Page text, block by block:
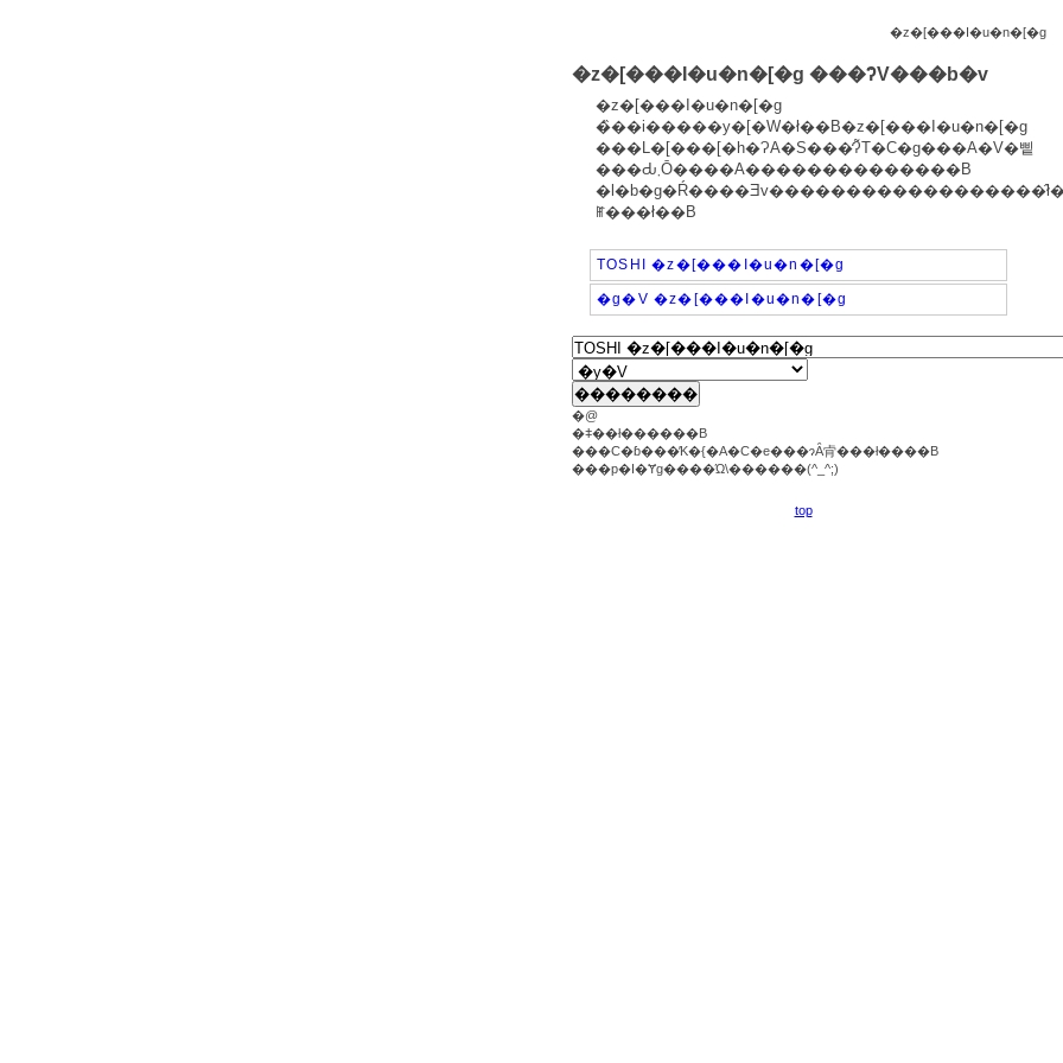
�z�[���I�u�n�[�g
�z�[���I�u�n�[�g ���ʔ̃V���b�v
�z�[���I�u�n�[�g
�̏��i�����y�[�W�ł��B�z�[���I�u�n�[�g
���L�[���[�h�ɁA�S���̒ʔ̃T�C�g���A�V�삩
���Ԃ܂Ō����A��������������B
ꂵ���ł��B
TOSHI �z�[���I�u�n�[�g
�g�V �z�[���I�u�n�[�g
�@
�ǂ��ł������B
���C�ɓ���̕K�{�A�C�e���ɂȂ肻���ł����B
���p�I�Ɏg����Ώ\������(^_^;)
top